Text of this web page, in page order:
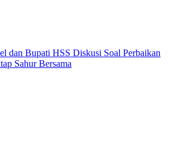
dan Bupati HSS Diskusi Soal Perbaikan
Sahur Bersama